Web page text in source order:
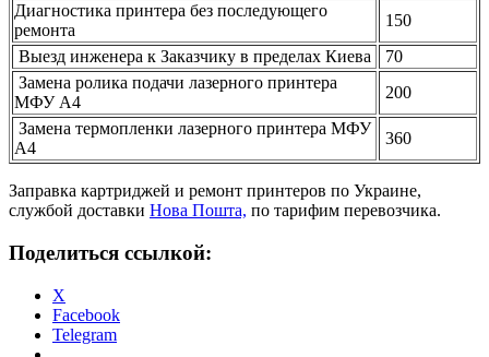
Диагностика принтера без последующего
ремонта
150
Выезд инженера к Заказчику в пределах Киева
70
Замена ролика подачи лазерного принтера
МФУ А4
200
Замена термопленки лазерного принтера МФУ
А4
360
Заправка картриджей и ремонт принтеров по Украине,
службой доставки Нова Пошта, по тарифим перевозчика.
Поделиться ссылкой:
X
Facebook
Telegram